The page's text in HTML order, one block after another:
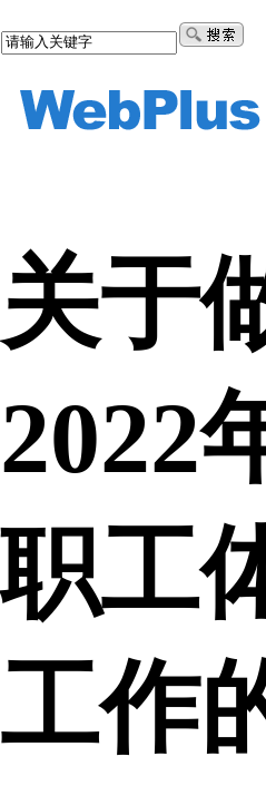
关于
2022
职工
工作